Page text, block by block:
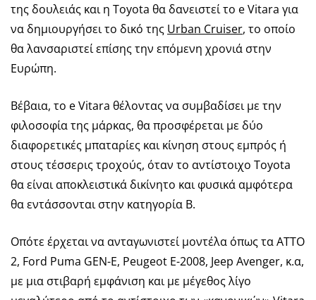
της δουλειάς και η Toyota θα δανειστεί το e Vitara για
να δημιουργήσει το δικό της Urban Cruiser, το οποίο
θα λανσαριστεί επίσης την επόμενη χρονιά στην
Ευρώπη.
Βέβαια, το e Vitara θέλοντας να συμβαδίσει με την
φιλοσοφία της μάρκας, θα προσφέρεται με δύο
διαφορετικές μπαταρίες και κίνηση στους εμπρός ή
στους τέσσερις τροχούς, όταν το αντίστοιχο Toyota
θα είναι αποκλειστικά δικίνητο και φυσικά αμφότερα
θα εντάσσονται στην κατηγορία Β.
Οπότε έρχεται να ανταγωνιστεί μοντέλα όπως τα ATTO
2, Ford Puma GEN-E, Peugeot E-2008, Jeep Avenger, κ.α,
με μια στιβαρή εμφάνιση και με μέγεθος λίγο